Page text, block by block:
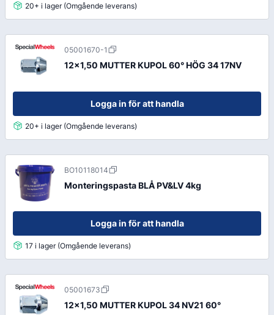
20+ i lager (Omgående leverans)
05001670-1
12x1,50 MUTTER KUPOL 60° HÖG 34 17NV
Logga in för att handla
20+ i lager (Omgående leverans)
BO10118014
Monteringspasta BLÅ PV&LV 4kg
Logga in för att handla
17 i lager (Omgående leverans)
05001673
12x1,50 MUTTER KUPOL 34 NV21 60°